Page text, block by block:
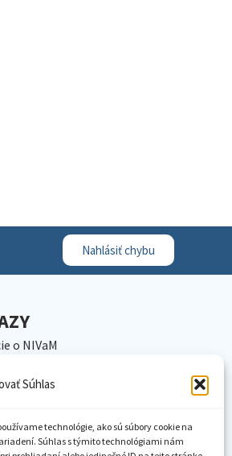
Súhlas
technológie, ako sú súbory cookie na
Súhlas s týmito technológiami nám
Nahlásiť chybu
o NIVaM